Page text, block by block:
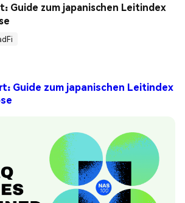
Guide zum japanischen Leitindex
Guide zum japanischen Leitindex